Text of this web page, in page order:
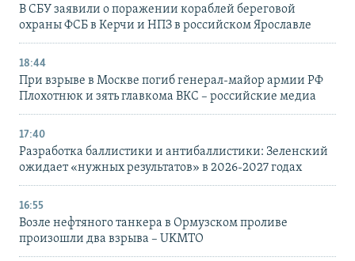
В СБУ заявили о поражении кораблей береговой
охраны ФСБ в Керчи и НПЗ в российском Ярославле
18:44
При взрыве в Москве погиб генерал-майор армии РФ
Плохотнюк и зять главкома ВКС – российские медиа
17:40
Разработка баллистики и антибаллистики: Зеленский
ожидает «нужных результатов» в 2026-2027 годах
16:55
Возле нефтяного танкера в Ормузском проливе
произошли два взрыва – UKMTO